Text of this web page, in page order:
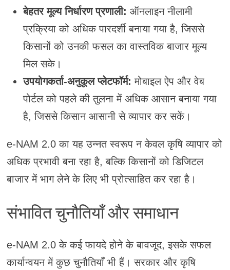
बेहतर मूल्य निर्धारण प्रणाली: ऑनलाइन नीलामी
प्रक्रिया को अधिक पारदर्शी बनाया गया है, जिससे
किसानों को उनकी फसल का वास्तविक बाजार मूल्य
मिल सके।
उपयोगकर्ता-अनुकूल प्लेटफॉर्म: मोबाइल ऐप और वेब
पोर्टल को पहले की तुलना में अधिक आसान बनाया गया
है, जिससे किसान आसानी से व्यापार कर सकें।
e-NAM 2.0 का यह उन्नत स्वरूप न केवल कृषि व्यापार को
अधिक प्रभावी बना रहा है, बल्कि किसानों को डिजिटल
बाजार में भाग लेने के लिए भी प्रोत्साहित कर रहा है।
संभावित चुनौतियाँ और समाधान
e-NAM 2.0 के कई फायदे होने के बावजूद, इसके सफल
कार्यान्वयन में कुछ चुनौतियाँ भी हैं। सरकार और कृषि